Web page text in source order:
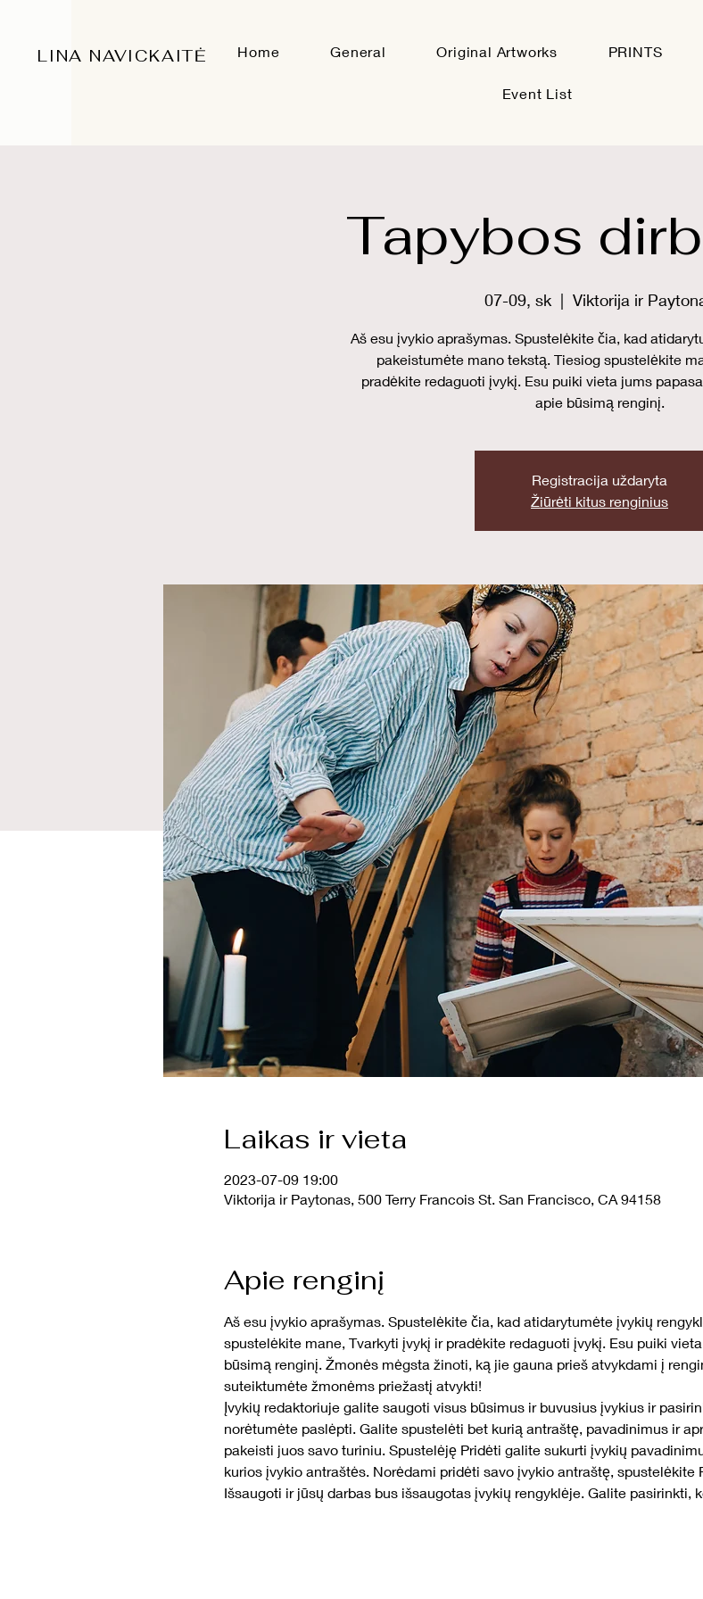
LINA NAVICKAITĖ Home General Original Artworks PRINTS
Event List
Tapybos
07-09, sk
  |
Viktorija ir
Aš esu įvykio aprašymas. Spustelėkite čia, kad
pakeistumėte mano tekstą. Tiesiog spustelėkite
pradėkite redaguoti įvykį. Esu puiki vieta jums
apie būsimą renginį.
Registracija uždaryta
Žiūrėti kitus renginius
Laikas ir vieta
2023-07-09 19:00
Viktorija ir Paytonas, 500 Terry Francois St. San Francisco, CA 94158
Apie renginį
Aš esu įvykio aprašymas. Spustelėkite čia, kad atidarytumėte įvykių
spustelėkite mane, Tvarkyti įvykį ir pradėkite redaguoti įvykį. Esu puiki
būsimą renginį. Žmonės mėgsta žinoti, ką jie gauna prieš atvykdami į
suteiktumėte žmonėms priežastį atvykti!
Įvykių redaktoriuje galite saugoti visus būsimus ir buvusius įvykius ir
norėtumėte paslėpti. Galite spustelėti bet kurią antraštę, pavadinimus ir
pakeisti juos savo turiniu. Spustelėję Pridėti galite sukurti įvykių
kurios įvykio antraštės. Norėdami pridėti savo įvykio antraštę,
Išsaugoti ir jūsų darbas bus išsaugotas įvykių rengyklėje. Galite pasirinkti,